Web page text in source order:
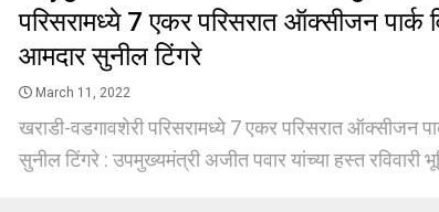
परिसरामध्ये 7 एकर परिसरात ऑक्सीजन पार्क
आमदार सुनील टिंगरे
March 11, 2022
खराडी-वडगावशेरी परिसरामध्ये 7 एकर परिसरात ऑक्सीजन
सुनील टिंगरे : उपमुख्यमंत्री अजीत पवार यांच्या हस्त रविवारी